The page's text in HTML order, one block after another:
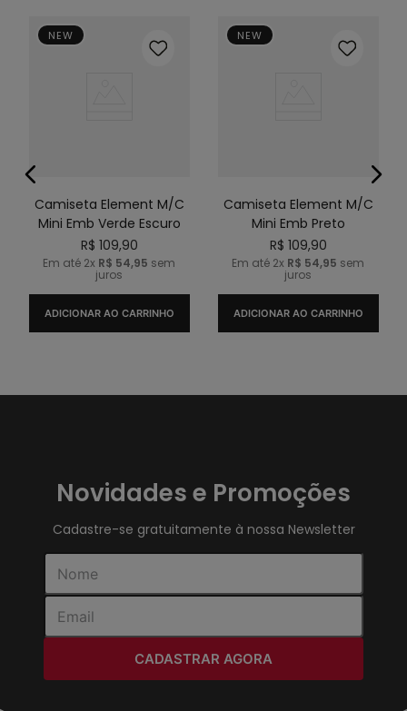
NEW
Camiseta Element M/C
Mini Emb Verde Escuro
R$ 109,90
Em até 2x R$ 54,95 sem
juros
ADICIONAR AO CARRINHO
NEW
Camiseta Element M/C
Mini Emb Preto
R$ 109,90
Em até 2x R$ 54,95 sem
juros
ADICIONAR AO CARRINHO
Novidades e Promoções
Cadastre-se gratuitamente à nossa Newsletter
CADASTRAR AGORA